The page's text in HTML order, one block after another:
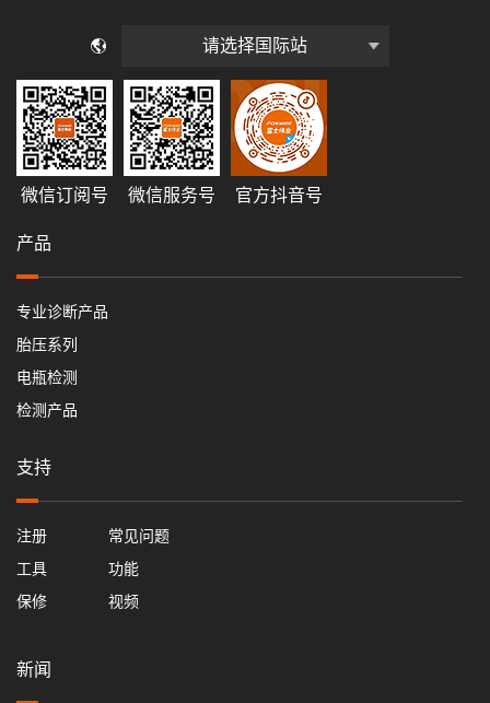
请选择国际站
微信订阅号 微信服务号 官方抖音号
产品
专业诊断产品
胎压系列
电瓶检测
检测产品
支持
注册
工具
保修
常见问题
功能
视频
新闻